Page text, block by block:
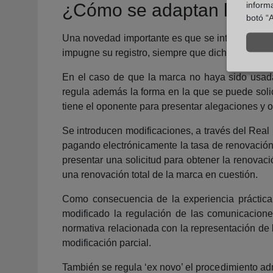
¿Cómo se adaptan los
Una novedad importante es que se introduce
impugne su registro, siempre que dicha prueba
En el caso de que la marca no haya sido
regula además la forma en la que se puede
tiene el oponente para presentar alegaciones y
Se introducen modificaciones, a través del
pagando electrónicamente la tasa de
presentar una solicitud para obtener la
una renovación total de la marca en cuestión.
Como consecuencia de la experiencia
modificado la regulación de las
normativa relacionada con la representación
modificación parcial.
También se regula ‘ex novo’ el procedimiento
botó